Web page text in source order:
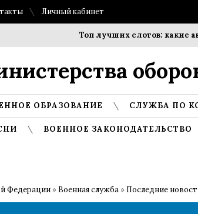
Личный кабинет
Топ лучших слотов: какие
ОБРАЗОВАНИЕ СЛУЖБА ПО
ВОЕННОЕ ЗАКОНОДАТЕЛЬСТВО
Федерации » Военная служба » Последние